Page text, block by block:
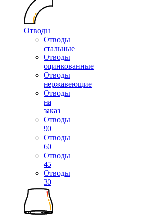
Отводы
Отводы
стальные
Отводы
оцинкованные
Отводы
нержавеющие
Отводы
на
заказ
Отводы
90
Отводы
60
Отводы
45
Отводы
30